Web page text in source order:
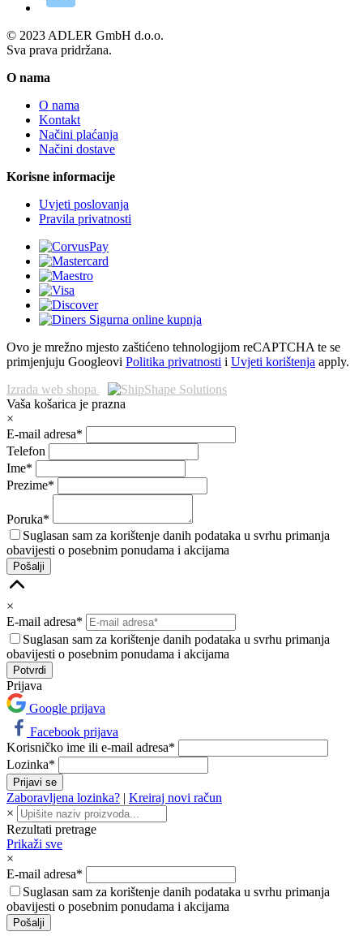
© 2023 ADLER GmbH d.o.o.
Sva prava pridržana.
O nama
O nama
Kontakt
Načini plaćanja
Načini dostave
Korisne informacije
Uvjeti poslovanja
Pravila privatnosti
Ovo je mrežno mjesto zaštićeno tehnologijom reCAPTCHA te se
primjenjuju Googleovi Politika privatnosti i Uvjeti korištenja apply.
Izrada web shopa
Vaša košarica je prazna
×
E-mail adresa*
Telefon
Ime*
Prezime*
Poruka*
Suglasan sam za korištenje danih podataka u svrhu primanja
obavijesti o posebnim ponudama i akcijama
Pošalji
×
E-mail adresa*
Suglasan sam za korištenje danih podataka u svrhu primanja
obavijesti o posebnim ponudama i akcijama
Prijava
Google prijava
Facebook prijava
Korisničko ime ili e-mail adresa*
Lozinka*
Zaboravljena lozinka? | Kreiraj novi račun
×
Rezultati pretrage
Prikaži sve
×
E-mail adresa*
Suglasan sam za korištenje danih podataka u svrhu primanja
obavijesti o posebnim ponudama i akcijama